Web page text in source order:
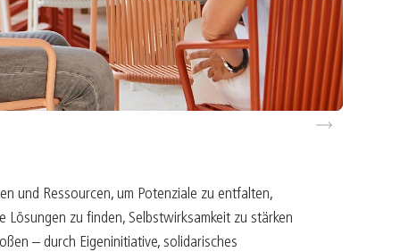
befähigen
belebt
mit Seele
und Ressourcen, um Potenziale zu entfalten,
zu finden, Selbstwirksamkeit zu stärken
– durch Eigeninitiative, solidarisches